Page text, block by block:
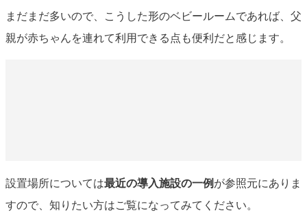
まだまだ多いので、こうした形のベビールームであれば、父
親が赤ちゃんを連れて利用できる点も便利だと感じます。
設置場所については最近の導入施設の一例が参照元にありま
すので、知りたい方はご覧になってみてください。